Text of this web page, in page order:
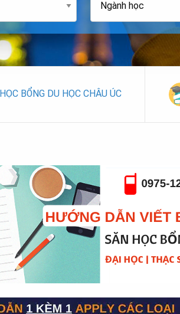
HỌC BỔNG DU HỌC CHÂU ÚC